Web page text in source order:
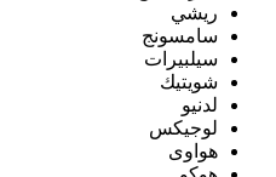
ريشي
سامسونج
سيلبيرات
شويتيك
لدنيو
لوجيكس
هواوى